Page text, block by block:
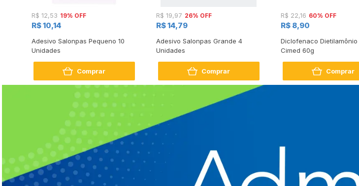
R$ 12,53 19% OFF
R$ 10,14
Adesivo Salonpas Pequeno 10
Unidades
Comprar
R$ 19,97 26% OFF
R$ 14,79
Adesivo Salonpas Grande 4
Unidades
Comprar
R$ 22,16 60% OFF
R$ 8,90
Diclofenaco Dietilamônio
Cimed 60g
Comprar